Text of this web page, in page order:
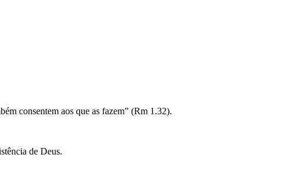
consentem aos que as fazem” (Rm 1.32).
de Deus.